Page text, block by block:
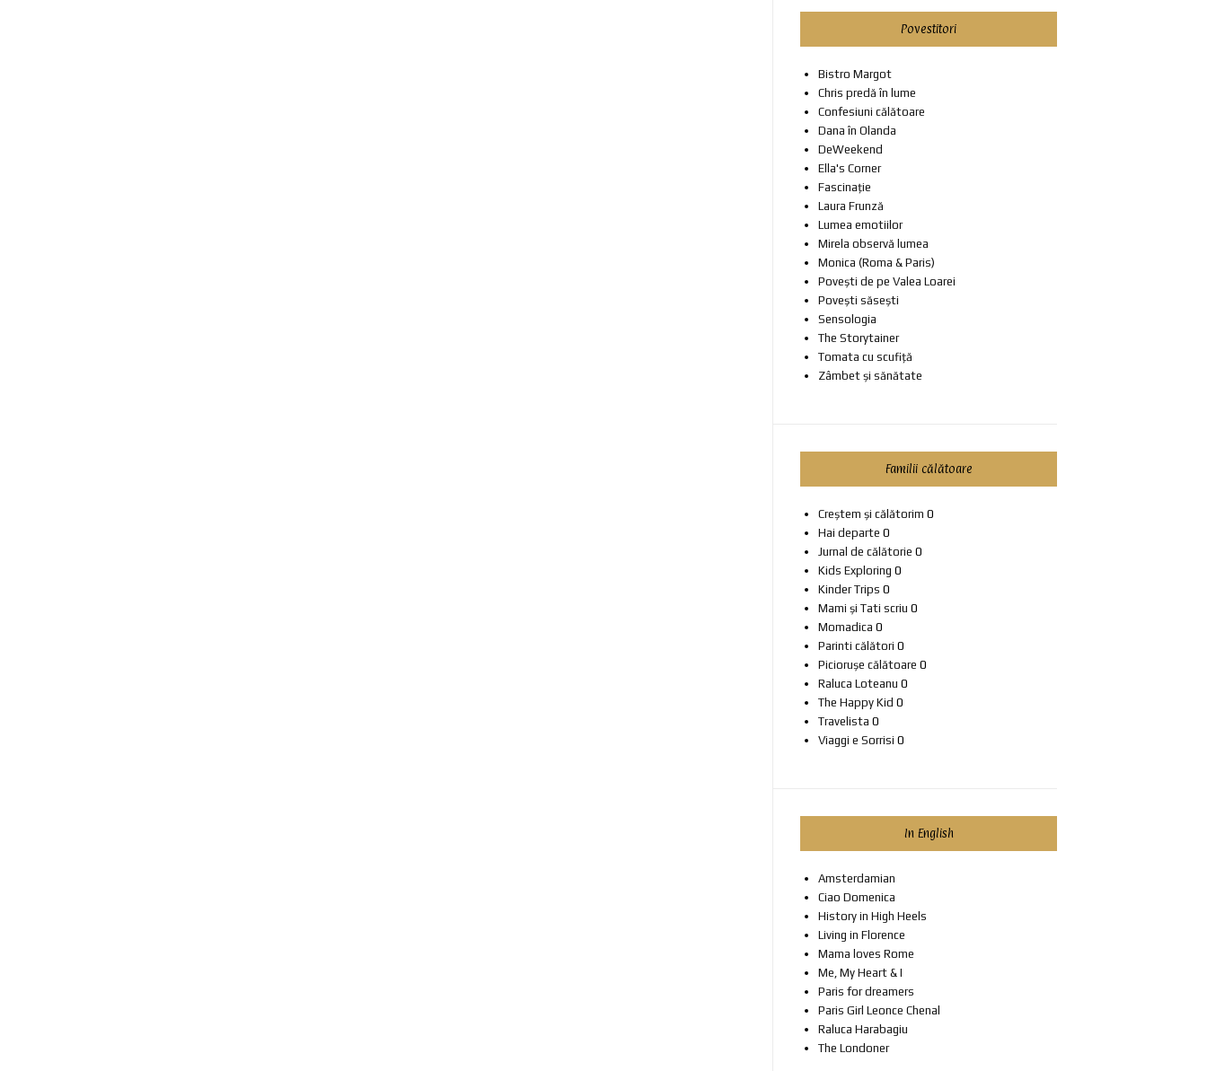
Povestitori
Bistro Margot
Chris predă în lume
Confesiuni călătoare
Dana în Olanda
DeWeekend
Ella's Corner
Fascinație
Laura Frunză
Lumea emotiilor
Mirela observă lumea
Monica (Roma & Paris)
Povești de pe Valea Loarei
Povești săsești
Sensologia
The Storytainer
Tomata cu scufiță
Zâmbet și sănătate
Familii călătoare
Creștem și călătorim 0
Hai departe 0
Jurnal de călătorie 0
Kids Exploring 0
Kinder Trips 0
Mami și Tati scriu 0
Momadica 0
Parinti călători 0
Piciorușe călătoare 0
Raluca Loteanu 0
The Happy Kid 0
Travelista 0
Viaggi e Sorrisi 0
In English
Amsterdamian
Ciao Domenica
History in High Heels
Living in Florence
Mama loves Rome
Me, My Heart & I
Paris for dreamers
Paris Girl Leonce Chenal
Raluca Harabagiu
The Londoner